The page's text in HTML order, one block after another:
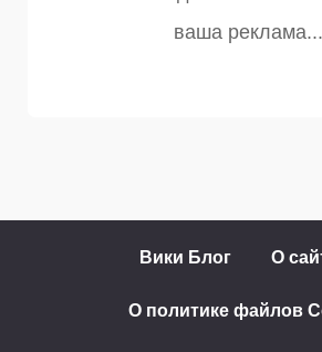
Вики Блог О
О политике файлов